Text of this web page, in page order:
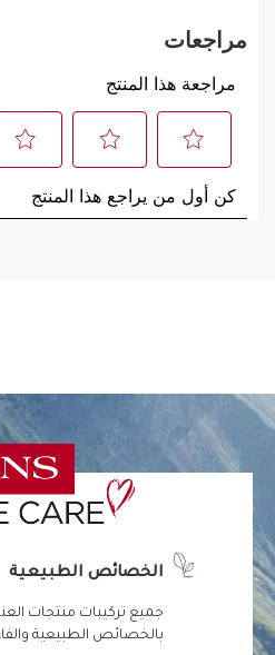
الخصائص الطبيعية
جميع تركيبات منتجات
بالخصائص الطبيعية